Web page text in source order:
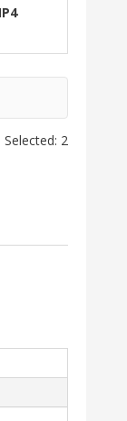
Selected: 2